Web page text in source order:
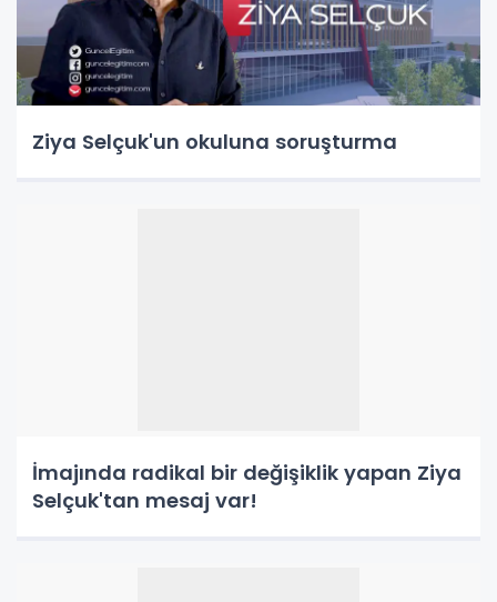
Ziya Selçuk'un okuluna soruşturma
İmajında radikal bir değişiklik yapan Ziya
Selçuk'tan mesaj var!